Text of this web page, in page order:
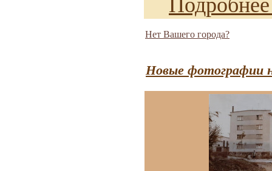
Нет Вашего города?
Новые фотографии